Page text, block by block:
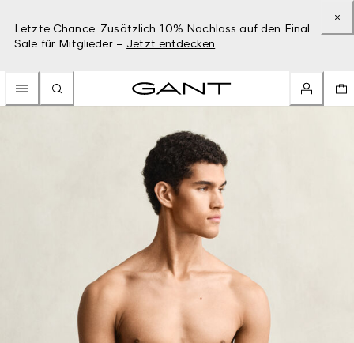
Letzte Chance: Zusätzlich 10% Nachlass auf den Final
Sale für Mitglieder – Jetzt entdecken